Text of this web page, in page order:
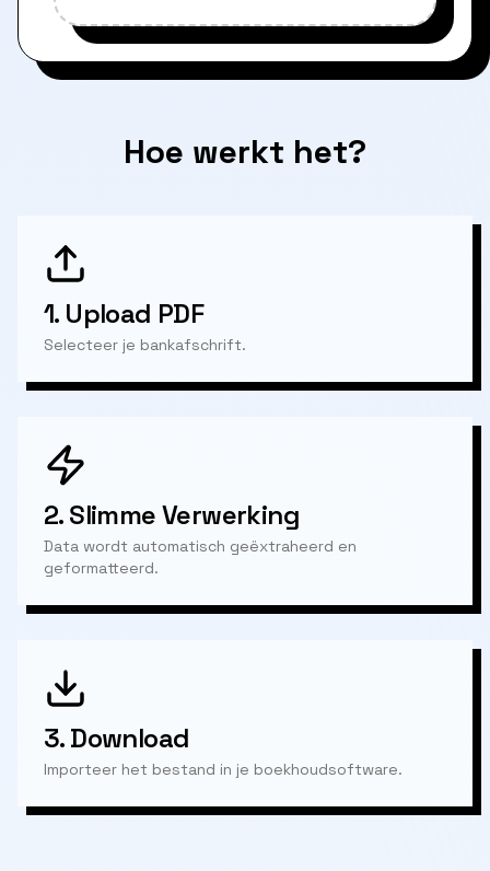
Hoe werkt het?
1. Upload PDF
Selecteer je bankafschrift.
2.Slimme Verwerking
Data wordt automatisch geëxtraheerd en
geformatteerd.
3.Download
Importeer het bestand in je boekhoudsoftware.